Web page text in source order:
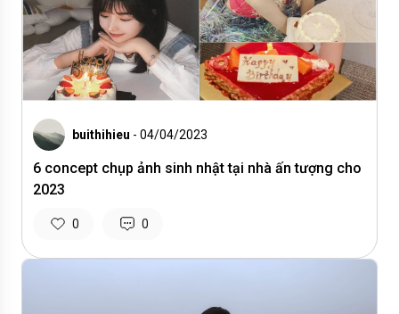
buithihieu - 04/04/2023
6 concept chụp ảnh sinh nhật tại nhà ấn tượng cho
2023
0 0